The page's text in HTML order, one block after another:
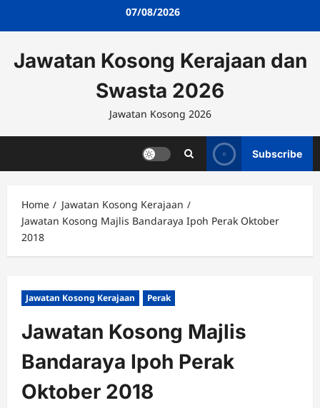
07/08/2026
Jawatan Kosong Kerajaan dan
Swasta 2026
Jawatan Kosong 2026
Subscribe
Home
Jawatan Kosong Kerajaan
Jawatan Kosong Majlis Bandaraya Ipoh Perak Oktober
2018
Jawatan Kosong Kerajaan Perak
Jawatan Kosong Majlis
Bandaraya Ipoh Perak
Oktober 2018